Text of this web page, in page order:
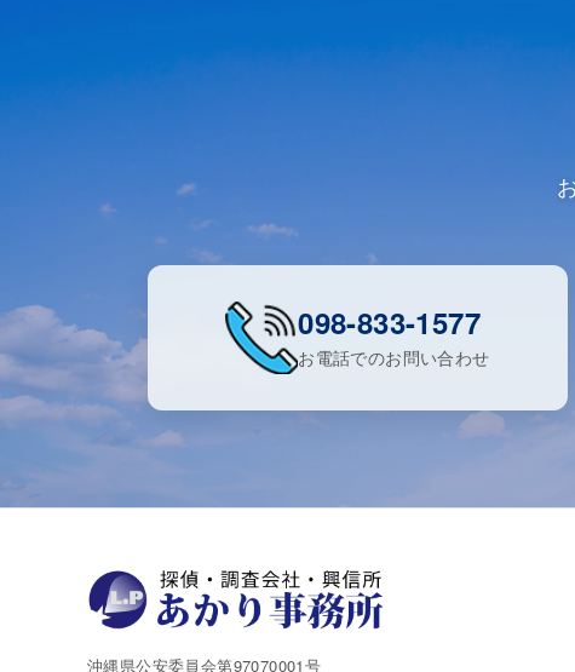
098-833-1577
お電話でのお問い合わせ
沖縄県公安委員会第97070001号